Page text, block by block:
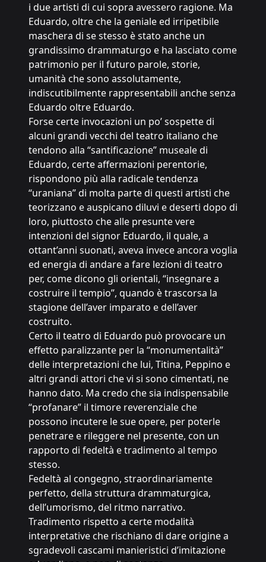
i due artisti di cui sopra avessero ragione. Ma
Eduardo, oltre che la geniale ed irripetibile
maschera di se stesso è stato anche un
grandissimo drammaturgo e ha lasciato come
patrimonio per il futuro parole, storie,
umanità che sono assolutamente,
indiscutibilmente rappresentabili anche senza
Eduardo oltre Eduardo.
Forse certe invocazioni un po’ sospette di
alcuni grandi vecchi del teatro italiano che
tendono alla “santificazione” museale di
Eduardo, certe affermazioni perentorie,
rispondono più alla radicale tendenza
“uraniana” di molta parte di questi artisti che
teorizzano e auspicano diluvi e deserti dopo di
loro, piuttosto che alle presunte vere
intenzioni del signor Eduardo, il quale, a
ottant’anni suonati, aveva invece ancora voglia
ed energia di andare a fare lezioni di teatro
per, come dicono gli orientali, “insegnare a
costruire il tempio”, quando è trascorsa la
stagione dell’aver imparato e dell’aver
costruito.
Certo il teatro di Eduardo può provocare un
effetto paralizzante per la “monumentalità”
delle interpretazioni che lui, Titina, Peppino e
altri grandi attori che vi si sono cimentati, ne
hanno dato. Ma credo che sia indispensabile
“profanare” il timore reverenziale che
possono incutere le sue opere, per poterle
penetrare e rileggere nel presente, con un
rapporto di fedeltà e tradimento al tempo
stesso.
Fedeltà al congegno, straordinariamente
perfetto, della struttura drammaturgica,
dell’umorismo, del ritmo narrativo.
Tradimento rispetto a certe modalità
interpretative che rischiano di dare origine a
sgradevoli cascami manieristici d’imitazione